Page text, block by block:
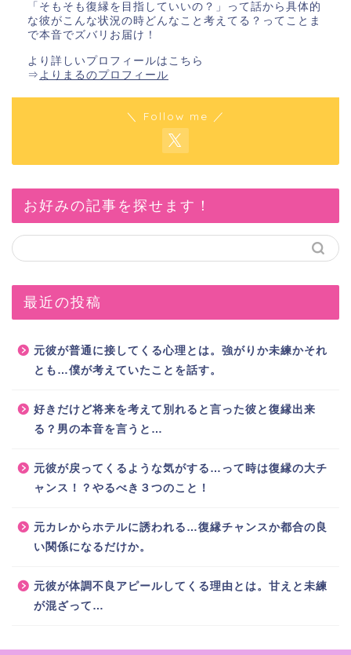
「そもそも復縁を目指していいの？」って話から具体的
な彼がこんな状況の時どんなこと考えてる？ってことま
で本音でズバリお届け！
より詳しいプロフィールはこちら
⇒ よりまるのプロフィール
＼ Follow me ／
お好みの記事を探せます！
最近の投稿
元彼が普通に接してくる心理とは。強がりか未練かそれ
とも…僕が考えていたことを話す。
好きだけど将来を考えて別れると言った彼と復縁出来
る？男の本音を言うと…
元彼が戻ってくるような気がする…って時は復縁の大チ
ャンス！？やるべき３つのこと！
元カレからホテルに誘われる…復縁チャンスか都合の良
い関係になるだけか。
元彼が体調不良アピールしてくる理由とは。甘えと未練
が混ざって…